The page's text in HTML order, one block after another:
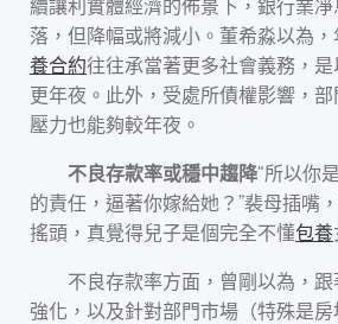
續讓利實體經濟的佈景下，銀行業
落，但降幅或將減小。董希淼以為
養合約往往承當著更多社會義務，
更年夜。此外，受處所債權影響，
壓力也能夠較年夜。
不良存款率或穩中趨降“所以你
的責任，逼著你嫁給她？”裴母插嘴
搖頭，真覺得兒子是個完全不懂包養
不良存款率方面，曾剛以為，
強化，以及針對部門市場（特殊是